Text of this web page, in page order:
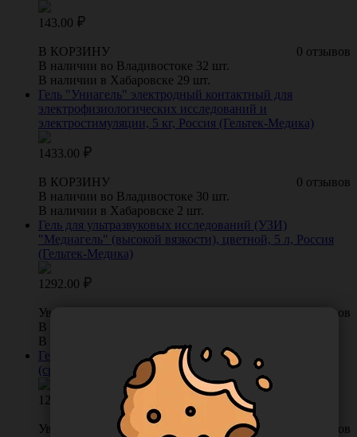
143.00
0 отзывов
В КОРЗИНУ
В наличии во Владивостоке 32 шт.
В наличии в Хабаровске 29 шт.
Гель "Униагель" электродный контактный для
электрофизиологических исследований и
электростимуляции, 5 кг, Россия (Гельтек-Медика)
1433.00
0 отзывов
В КОРЗИНУ
В наличии во Владивостоке 30 шт.
В наличии в Хабаровске 2 шт.
Гель для ультразвуковых исследований (УЗИ)
"Медиагель" (высокой вязкости), цветной, 5 л, Россия
(Гельтек-Медика)
1292.00
0 отзывов
Уведомить о поступлении
В наличии во Владивостоке 0 шт.
В наличии в Хабаровске 6 шт.
Гель для ультразвуковых исследований "Акугель-Нео"
(средней вязкости), 0,25 кг, Россия (МедиКрафт)
120.00
0 отзывов
Уведомить о поступлении